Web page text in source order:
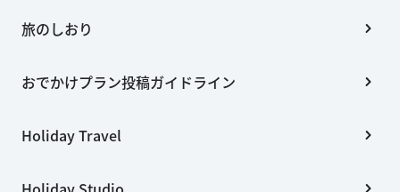
旅のしおり
おでかけプラン投稿ガイドライン
Holiday Travel